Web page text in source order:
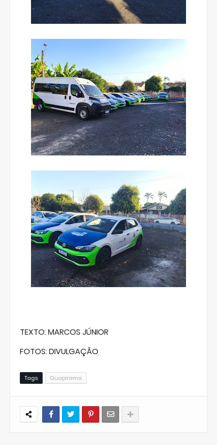
TEXTO: MARCOS JÚNIOR
FOTOS: DIVULGAÇÃO
Tags Guapirama